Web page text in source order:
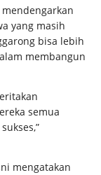
yang masih
bisa lebih
membangun
semua
mengatakan